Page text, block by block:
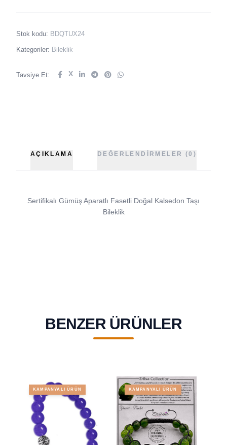
Stok kodu: BDQTUX24
Kategoriler: Bileklik
Tavsiye Et: X
AÇIKLAMA DEĞERLENDIRMELER (0)
Sertifikalı Gümüş Aparatlı Fasetli Doğal Kalsedon Taşı
Bileklik
BENZER ÜRÜNLER
KAMPANYALI ÜRÜN KAMPANYALI ÜRÜN